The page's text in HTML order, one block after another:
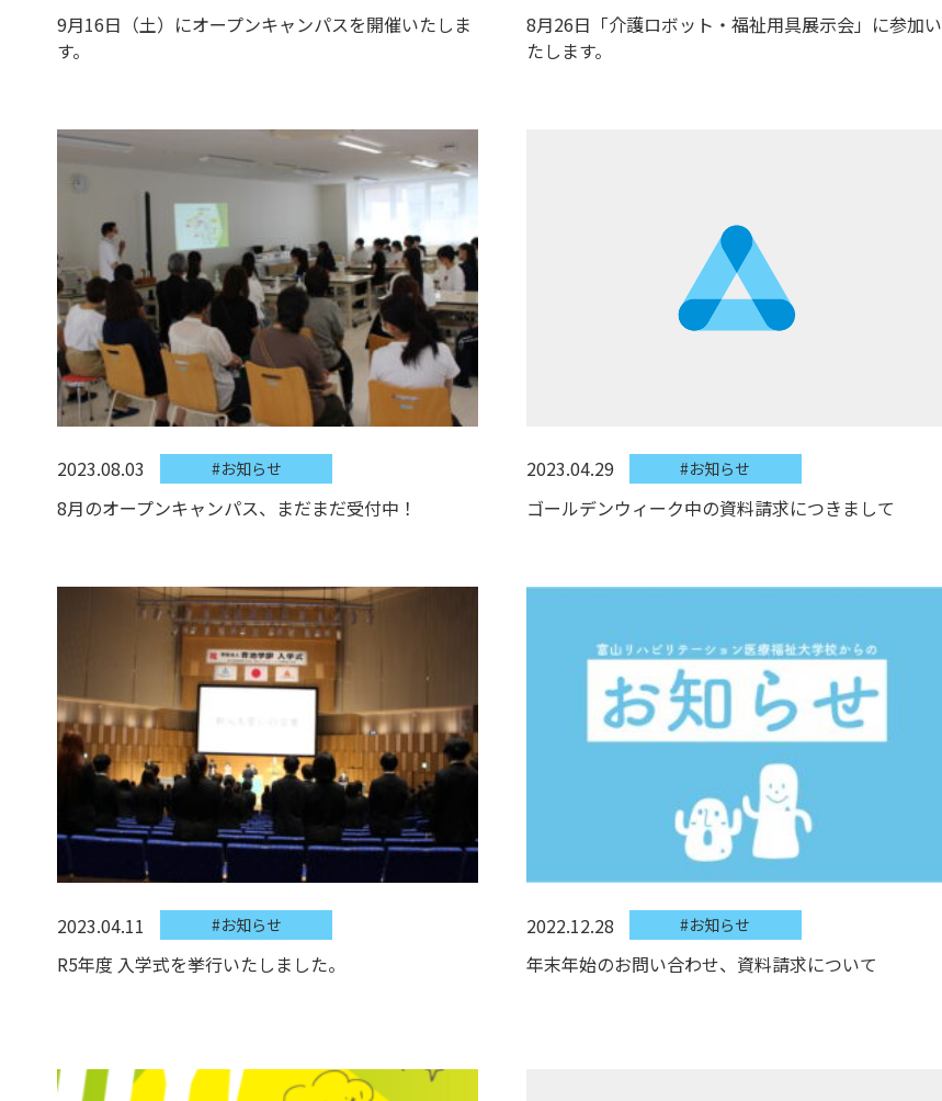
9月16日（土）にオープンキャンパスを開催いたしま
す。
8月26日「介護ロボット・福祉用具展示会」に参加い
たします。
2023.08.03 #お知らせ
8月のオープンキャンパス、まだまだ受付中！
2023.04.29 #お知らせ
ゴールデンウィーク中の資料請求につきまして
2023.04.11 #お知らせ
R5年度 入学式を挙行いたしました。
2022.12.28 #お知らせ
年末年始のお問い合わせ、資料請求について